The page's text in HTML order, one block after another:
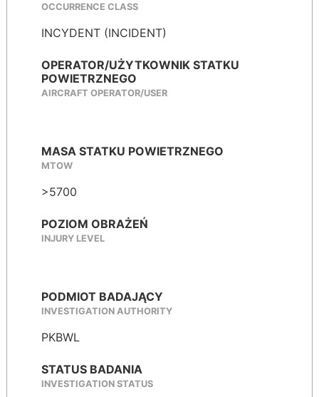
OCCURRENCE CLASS
INCYDENT (INCIDENT)
OPERATOR/UŻYTKOWNIK STATKU
POWIETRZNEGO
AIRCRAFT OPERATOR/USER
MASA STATKU POWIETRZNEGO
MTOW
>5700
POZIOM OBRAŻEŃ
INJURY LEVEL
PODMIOT BADAJĄCY
INVESTIGATION AUTHORITY
PKBWL
STATUS BADANIA
INVESTIGATION STATUS